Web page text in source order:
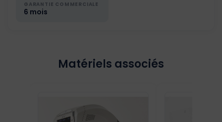
GARANTIE COMMERCIALE
6 mois
Matériels associés